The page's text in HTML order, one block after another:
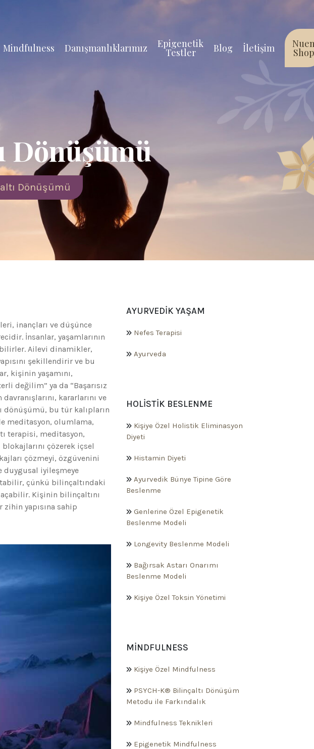
Mindfulness Danışmanlıklarımız Epigenetik
Testler Blog İletişim Shop
Dönüşümü
Dönüşümü
inançları ve düşünce
İnsanlar, yaşamlarının
Ailevi dinamikler,
şekillendirir ve bu
kişinin yaşamını,
değilim” ya da “Başarısız
kararlarını ve
dönüşümü, bu tür kalıpların
meditasyon, olumlama,
terapisi, meditasyon,
çözerek içsel
çözmeyi, özgüvenini
duygusal iyileşmeye
çünkü bilinçaltındaki
Kişinin bilinçaltını
yapısına sahip
AYURVEDIK YAŞAM
Nefes Terapisi
Ayurveda
HOLISTIK BESLENME
Kişiye Özel Holistik Eliminasyon
Diyeti
Histamin Diyeti
Ayurvedik Bünye Tipine Göre
Beslenme
Genlerine Özel Epigenetik
Beslenme Modeli
Longevity Beslenme Modeli
Bağırsak Astarı Onarımı
Beslenme Modeli
Kişiye Özel Toksin Yönetimi
MINDFULNESS
Kişiye Özel Mindfulness
PSYCH-K® Bilinçaltı Dönüşüm
Metodu ile Farkındalık
Mindfulness Teknikleri
Epigenetik Mindfulness